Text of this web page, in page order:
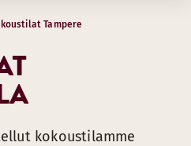
Tampere
kokoustilamme